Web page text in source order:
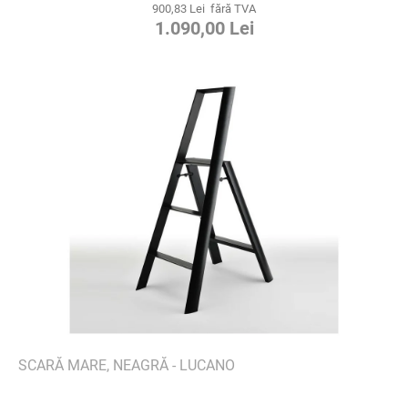
900,83 Lei fără TVA
1.090,00 Lei
SCARĂ MARE, NEAGRĂ - LUCANO